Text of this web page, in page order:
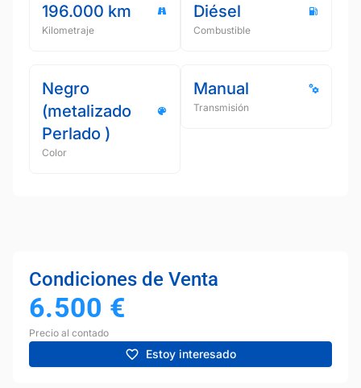
196.000 km
Kilometraje
Diésel
Combustible
Negro
(metalizado
Perlado )
Color
Manual
Transmisión
Condiciones de Venta
6.500 €
Precio al contado
Estoy interesado